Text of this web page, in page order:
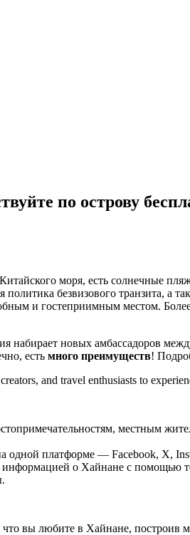
по острову
моря, есть солнечные
политика безвизового транзита,
и гостеприимным местом.
новых амбассадоров
есть много преимуществ!
местным
платформе — Facebook, X,
о Хайнане с помощью
что вы любите в Хайнане,